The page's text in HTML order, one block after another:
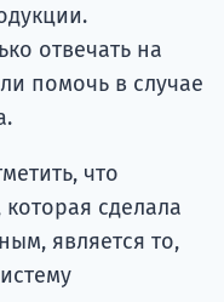
отвечать на
помочь в случае
что
сделала
является то,